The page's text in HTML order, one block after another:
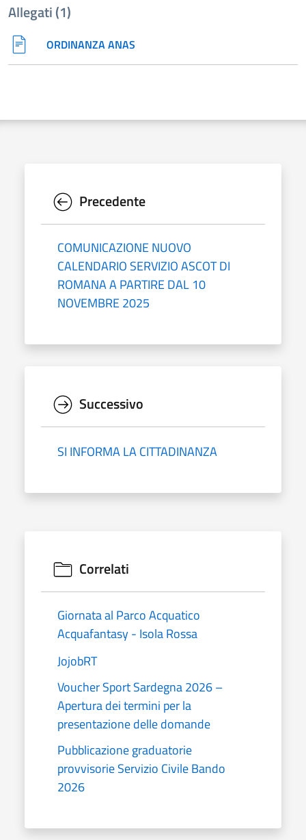
Allegati (1)
ORDINANZA ANAS
Precedente
COMUNICAZIONE NUOVO
CALENDARIO SERVIZIO ASCOT DI
ROMANA A PARTIRE DAL 10
NOVEMBRE 2025
Successivo
SI INFORMA LA CITTADINANZA
Correlati
Giornata al Parco Acquatico
Acquafantasy - Isola Rossa
JojobRT
Voucher Sport Sardegna 2026 –
Apertura dei termini per la
presentazione delle domande
Pubblicazione graduatorie
provvisorie Servizio Civile Bando
2026